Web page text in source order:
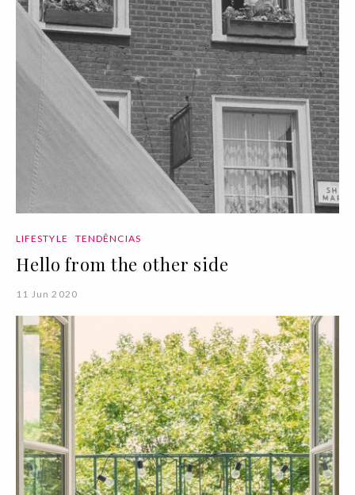
LIFESTYLE TENDÊNCIAS
Hello from the other side
11 Jun 2020